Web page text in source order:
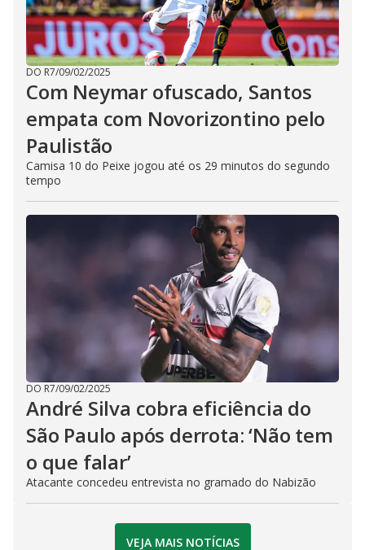
DO R7/09/02/2025
Com Neymar ofuscado, Santos
empata com Novorizontino pelo
Paulistão
Camisa 10 do Peixe jogou até os 29 minutos do segundo
tempo
DO R7/09/02/2025
André Silva cobra eficiência do
São Paulo após derrota: ‘Não tem
o que falar’
Atacante concedeu entrevista no gramado do Nabizão
VEJA MAIS NOTÍCIAS